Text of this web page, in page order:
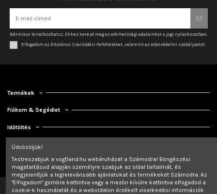
Bármikor leiratkozhatsz. Ehhez keresd meg az elérhetőségi adatainkat a jogi nyilatkozatban.
Elfogadom az Általános Szerződési Feltételeket, valamint az Adatvédelmi szabályzatot.
Termékek
Fiókom & Segédlet
Időtöltés
Kapcsolat
Üdvözöljük!
Testreszabjuk a vogtland.hu webáruházat a Számodra! Böngészési
magatartásod alapján személyre szabjuk az oldal tartalmát, és
megjelenítjük a legrelevánsabb ajánlatokat és termékeket Számodra. Az
"Elfogadom" gombra kattintva vagy a mezőn kívülre kattintva elfogadod a
cookie-k használatát és a weboldalon érzékelt viselkedési információk